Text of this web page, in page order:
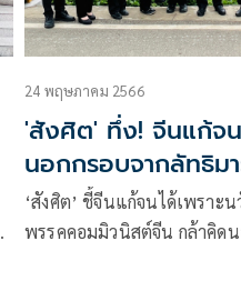
24 พฤษภาคม 2566
'สังศิต' ทึ่ง! จีนแก้จน
นอกกรอบจากลัทธิม
‘สังศิต’ ชี้จีนแก้จนได้เพราะ
พรรคคอมมิวนิสต์จีน กล้าคิด